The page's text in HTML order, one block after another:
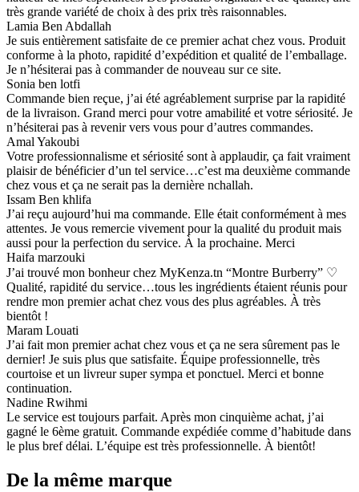
très grande variété de choix à des prix très raisonnables.
Lamia Ben Abdallah
Je suis entièrement satisfaite de ce premier achat chez vous. Produit
conforme à la photo, rapidité d’expédition et qualité de l’emballage.
Je n’hésiterai pas à commander de nouveau sur ce site.
Sonia ben lotfi
Commande bien reçue, j’ai été agréablement surprise par la rapidité
de la livraison. Grand merci pour votre amabilité et votre sériosité. Je
n’hésiterai pas à revenir vers vous pour d’autres commandes.
Amal Yakoubi
Votre professionnalisme et sériosité sont à applaudir, ça fait vraiment
plaisir de bénéficier d’un tel service…c’est ma deuxième commande
chez vous et ça ne serait pas la dernière nchallah.
Issam Ben khlifa
J’ai reçu aujourd’hui ma commande. Elle était conformément à mes
attentes. Je vous remercie vivement pour la qualité du produit mais
aussi pour la perfection du service. À la prochaine. Merci
Haifa marzouki
J’ai trouvé mon bonheur chez MyKenza.tn “Montre Burberry” ♡
Qualité, rapidité du service…tous les ingrédients étaient réunis pour
rendre mon premier achat chez vous des plus agréables. À très
bientôt !
Maram Louati
J’ai fait mon premier achat chez vous et ça ne sera sûrement pas le
dernier! Je suis plus que satisfaite. Équipe professionnelle, très
courtoise et un livreur super sympa et ponctuel. Merci et bonne
continuation.
Nadine Rwihmi
Le service est toujours parfait. Après mon cinquième achat, j’ai
gagné le 6ème gratuit. Commande expédiée comme d’habitude dans
le plus bref délai. L’équipe est très professionnelle. À bientôt!
De la même marque